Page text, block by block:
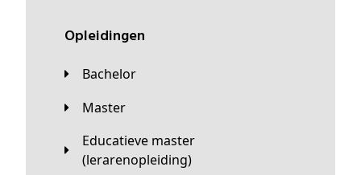
Opleidingen
Bachelor
Master
Educatieve master
(lerarenopleiding)